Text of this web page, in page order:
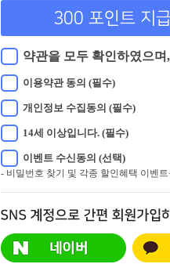
111화웰컴투불로촌
무병장수의 꿈이 실현되는 곳! 불로
장생의 꿈이 현실이 되는 곳. 찐 의학
안에서 완성되는 백세 건강촌 이야
로촌을 찾아 이들의 건강 시크릿을
찾아낸다. 세상 어디에도 없는 건강
300 포인트 지
약관을 모두 확인하였으
이용약관 동의 (필수)
개인정보 수집동의 (필수)
14세 이상입니다. (필수)
이벤트 수신동의 (선택)
- 비밀번호 찾기 및 각종 할인혜택 이벤